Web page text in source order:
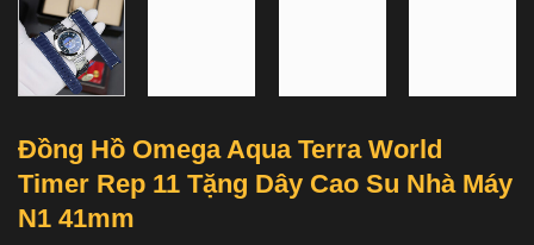
Đồng Hồ Omega Aqua Terra World
Timer Rep 11 Tặng Dây Cao Su Nhà Máy
N1 41mm